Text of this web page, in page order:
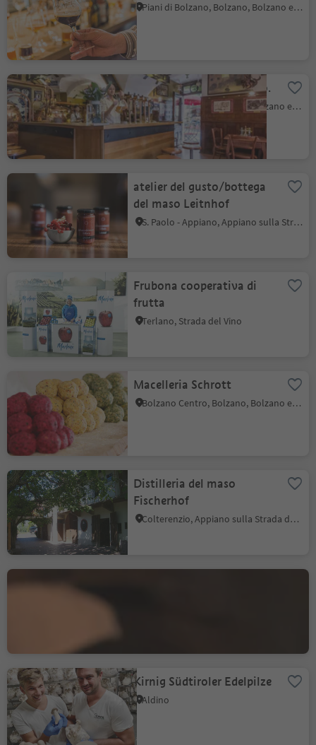
Piani di Bolzano, Bolzano, Bolzano e dintorni
Bozner Bier Hopfen & Co.
Bolzano Centro, Bolzano, Bolzano e dintorni
atelier del gusto/bottega
del maso Leitnhof
S. Paolo - Appiano, Appiano sulla Strada del Vino, Strada del Vino
Frubona cooperativa di
frutta
Terlano, Strada del Vino
Macelleria Schrott
Bolzano Centro, Bolzano, Bolzano e dintorni
Distilleria del maso
Fischerhof
Colterenzio, Appiano sulla Strada del Vino, Strada del Vino
Kirnig Südtiroler Edelpilze
Aldino